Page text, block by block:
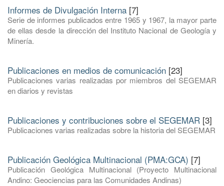
Informes de Divulgación Interna [7]
Serie de informes publicados entre 1965 y 1967, la mayor parte
de ellas desde la dirección del Instituto Nacional de Geología y
Minería.
Publicaciones en medios de comunicación [23]
Publicaciones varias realizadas por miembros del SEGEMAR
en diarios y revistas
Publicaciones y contribuciones sobre el SEGEMAR [3]
Publicaciones varias realizadas sobre la historia del SEGEMAR
Publicación Geológica Multinacional (PMA:GCA) [7]
Publicación Geológica Multinacional (Proyecto Multinacional
Andino: Geociencias para las Comunidades Andinas)